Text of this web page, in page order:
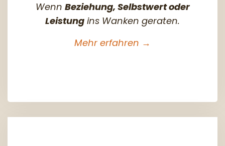
Wenn Beziehung, Selbstwert oder
Leistung ins Wanken geraten.
Mehr erfahren →